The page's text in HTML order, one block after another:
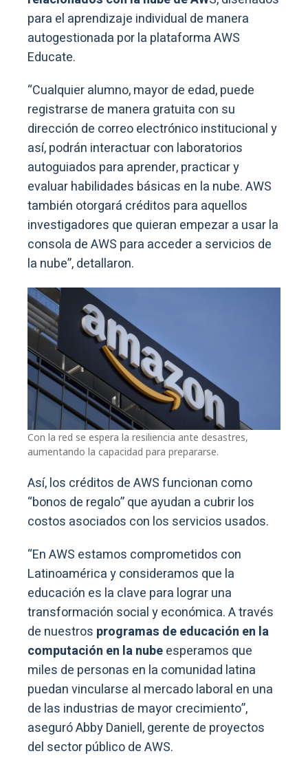
para el aprendizaje individual de manera
autogestionada por la plataforma AWS
Educate.
“Cualquier alumno, mayor de edad, puede
registrarse de manera gratuita con su
dirección de correo electrónico institucional y
así, podrán interactuar con laboratorios
autoguiados para aprender, practicar y
evaluar habilidades básicas en la nube. AWS
también otorgará créditos para aquellos
investigadores que quieran empezar a usar la
consola de AWS para acceder a servicios de
la nube”, detallaron.
Con la red se espera la resiliencia ante desastres,
aumentando la capacidad para prepararse.
Así, los créditos de AWS funcionan como
“bonos de regalo” que ayudan a cubrir los
costos asociados con los servicios usados.
“En AWS estamos comprometidos con
Latinoamérica y consideramos que la
educación es la clave para lograr una
transformación social y económica. A través
de nuestros programas de educación en la
computación en la nubeesperamos que
miles de personas en la comunidad latina
puedan vincularse al mercado laboral en una
de las industrias de mayor crecimiento”,
aseguró Abby Daniell, gerente de proyectos
del sector público de AWS.